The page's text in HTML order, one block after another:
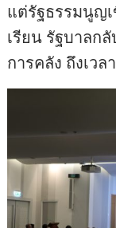
แต่รัฐธรรมนูญ
เรียน รัฐบาลก
การคลัง ถึงเวล